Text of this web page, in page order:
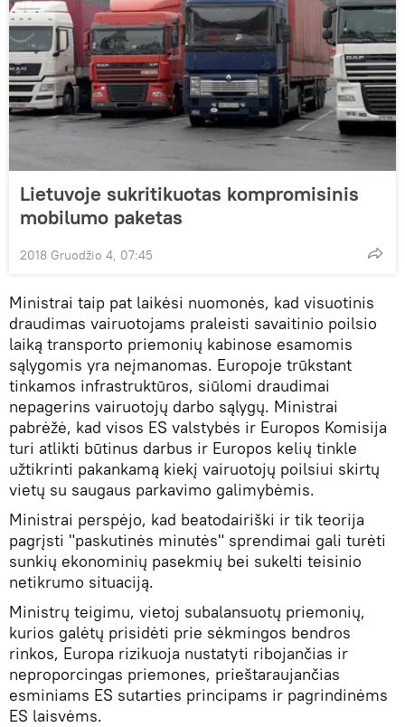
Lietuvoje sukritikuotas kompromisinis
mobilumo paketas
2018 Gruodžio 4, 07:45
Ministrai taip pat laikėsi nuomonės, kad visuotinis
draudimas vairuotojams praleisti savaitinio poilsio
laiką transporto priemonių kabinose esamomis
sąlygomis yra neįmanomas. Europoje trūkstant
tinkamos infrastruktūros, siūlomi draudimai
nepagerins vairuotojų darbo sąlygų. Ministrai
pabrėžė, kad visos ES valstybės ir Europos Komisija
turi atlikti būtinus darbus ir Europos kelių tinkle
užtikrinti pakankamą kiekį vairuotojų poilsiui skirtų
vietų su saugaus parkavimo galimybėmis.
Ministrai perspėjo, kad beatodairiški ir tik teorija
pagrįsti "paskutinės minutės" sprendimai gali turėti
sunkių ekonominių pasekmių bei sukelti teisinio
netikrumo situaciją.
Ministrų teigimu, vietoj subalansuotų priemonių,
kurios galėtų prisidėti prie sėkmingos bendros
rinkos, Europa rizikuoja nustatyti ribojančias ir
neproporcingas priemones, prieštaraujančias
esminiams ES sutarties principams ir pagrindinėms
ES laisvėms.